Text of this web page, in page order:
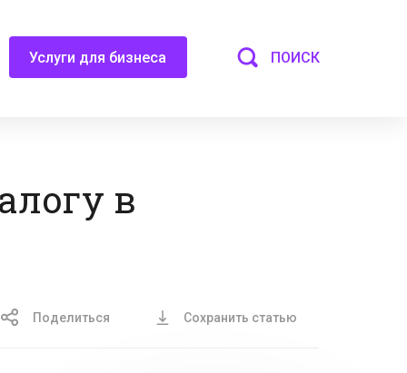
Услуги для бизнеса ПОИСК
в
Поделиться Сохранить статью